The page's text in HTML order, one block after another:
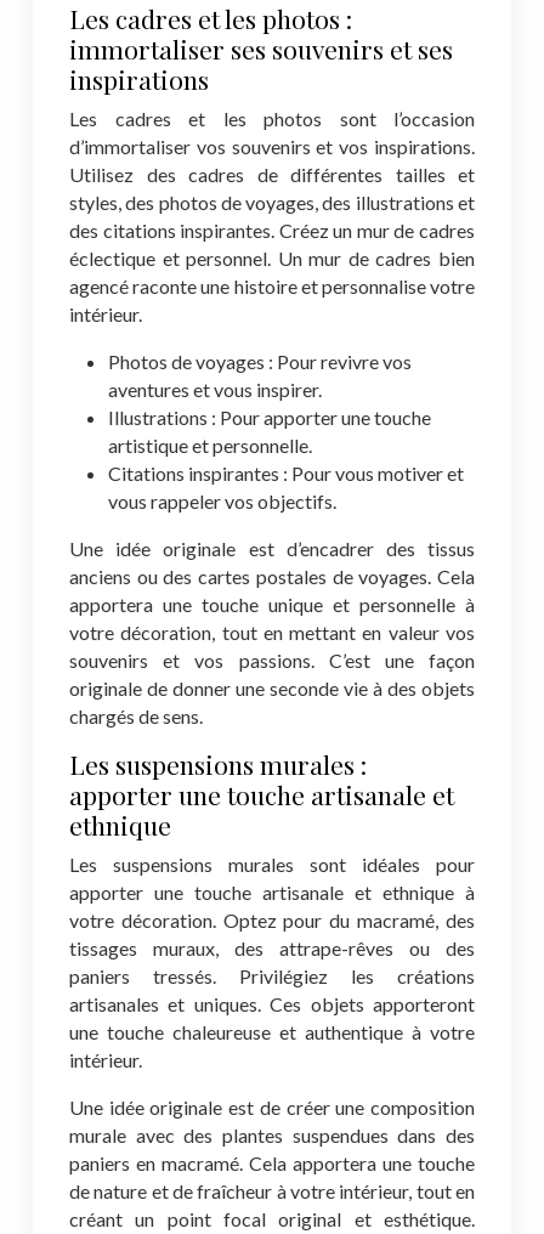
Les cadres et les photos :
immortaliser ses souvenirs et ses
inspirations
Les cadres et les photos sont l’occasion
d’immortaliser vos souvenirs et vos inspirations.
Utilisez des cadres de différentes tailles et
styles, des photos de voyages, des illustrations et
des citations inspirantes. Créez un mur de cadres
éclectique et personnel. Un mur de cadres bien
agencé raconte une histoire et personnalise votre
intérieur.
Photos de voyages : Pour revivre vos
aventures et vous inspirer.
Illustrations : Pour apporter une touche
artistique et personnelle.
Citations inspirantes : Pour vous motiver et
vous rappeler vos objectifs.
Une idée originale est d’encadrer des tissus
anciens ou des cartes postales de voyages. Cela
apportera une touche unique et personnelle à
votre décoration, tout en mettant en valeur vos
souvenirs et vos passions. C’est une façon
originale de donner une seconde vie à des objets
chargés de sens.
Les suspensions murales :
apporter une touche artisanale et
ethnique
Les suspensions murales sont idéales pour
apporter une touche artisanale et ethnique à
votre décoration. Optez pour du macramé, des
tissages muraux, des attrape-rêves ou des
paniers tressés. Privilégiez les créations
artisanales et uniques. Ces objets apporteront
une touche chaleureuse et authentique à votre
intérieur.
Une idée originale est de créer une composition
murale avec des plantes suspendues dans des
paniers en macramé. Cela apportera une touche
de nature et de fraîcheur à votre intérieur, tout en
créant un point focal original et esthétique.